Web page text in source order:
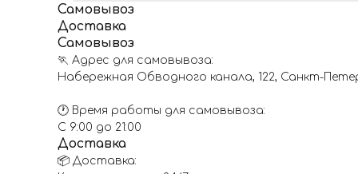
Самовывоз
Доставка
Самовывоз
🏃 Адрес для самовывоза:
Набережная Обводного канала, 122, Санкт-
🕐 Время работы для самовывоза:
С 9:00 до 21:00
Доставка
📦 Доставка: